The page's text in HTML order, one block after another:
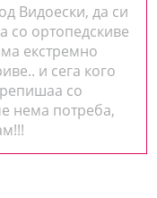
Видоески, да си
со ортопедскиве
екстремно
и сега кого
со
нема потреба,